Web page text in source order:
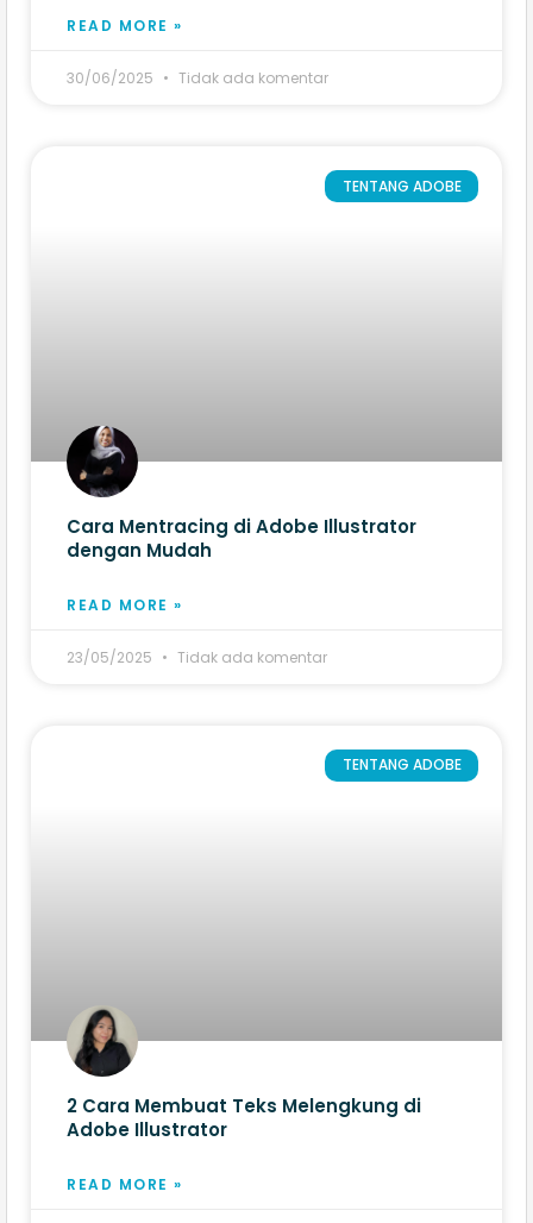
READ MORE »
30/06/2025 Tidak ada komentar
TENTANG ADOBE
Cara Mentracing di Adobe Illustrator​
dengan Mudah
READ MORE »
23/05/2025 Tidak ada komentar
TENTANG ADOBE
2 Cara Membuat Teks Melengkung di
Adobe Illustrator​
READ MORE »